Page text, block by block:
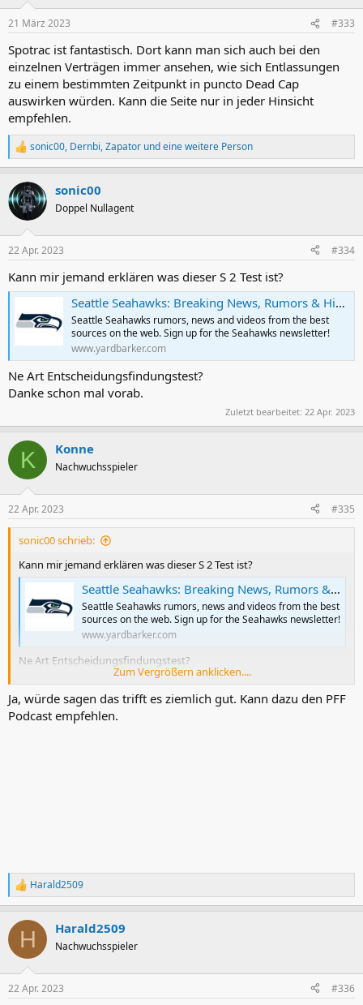
e
:
21 März 2023 #333
Spotrac ist fantastisch. Dort kann man sich auch bei den
einzelnen Verträgen immer ansehen, wie sich Entlassungen
zu einem bestimmten Zeitpunkt in puncto Dead Cap
auswirken würden. Kann die Seite nur in jeder Hinsicht
empfehlen.
R
e
k
t
i
e
:
sonic00, Dernbi,Zapator und eine weitere Person
sonic00
Doppel Nullagent
22 Apr. 2023 #334
Kann mir jemand erklären was dieser S 2 Test ist?
Seattle Seahawks: Breaking News, Rumors & Highlights | Yardbarker
Seattle Seahawks rumors, news and videos from the best
sources on the web. Sign up for the Seahawks newsletter!
www.yardbarker.com
Ne Art Entscheidungsfindungstest?
Danke schon mal vorab.
Zuletzt bearbeitet: 22 Apr. 2023
K Konne
Nachwuchsspieler
22 Apr. 2023 #335
sonic00 schrieb:
Kann mir jemand erklären was dieser S 2 Test ist?
Seattle Seahawks: Breaking News, Rumors & Highlights | Yardbarker
Seattle Seahawks rumors, news and videos from the best
sources on the web. Sign up for the Seahawks newsletter!
www.yardbarker.com
Ne Art Entscheidungsfindungstest?
Danke schon mal vorab.Zum Vergrößern anklicken....
Ja, würde sagen das trifft es ziemlich gut. Kann dazu den PFF
Podcast empfehlen.
R
e
k
i
e
Harald2509
H Harald2509
Nachwuchsspieler
22 Apr. 2023 #336